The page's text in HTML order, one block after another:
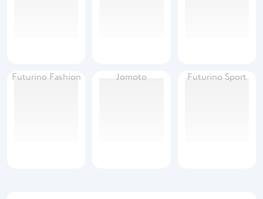
Futurino Fashion Jomoto Futurino Sport